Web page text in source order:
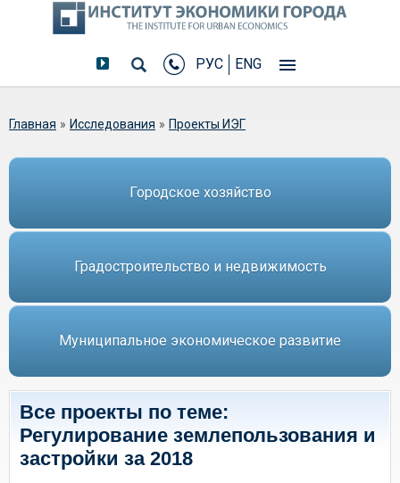
РУС ENG
Вы здесь
Главная » Исследования » Проекты ИЭГ
Городское хозяйство
Градостроительство и недвижимость
Муниципальное экономическое развитие
Все проекты по теме:
Регулирование землепользования и
застройки за 2018